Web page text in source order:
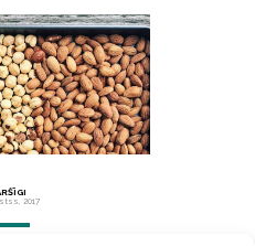
2017